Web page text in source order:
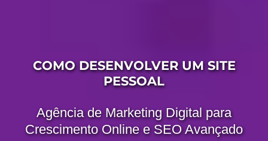
COMO DESENVOLVER UM SITE
PESSOAL
Agência de Marketing Digital para
Crescimento Online e SEO Avançado